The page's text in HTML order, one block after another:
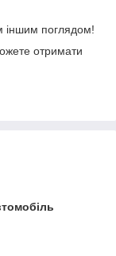
іншим поглядом!
отримати